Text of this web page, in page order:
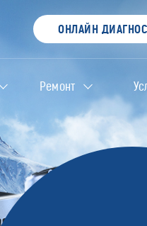
Ремонт
ОНЛАЙН